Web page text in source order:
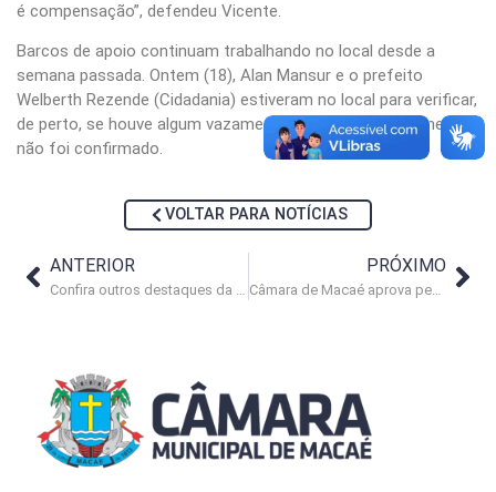
é compensação”, defendeu Vicente.
Barcos de apoio continuam trabalhando no local desde a
semana passada. Ontem (18), Alan Mansur e o prefeito
Welberth Rezende (Cidadania) estiveram no local para verificar,
de perto, se houve algum vazamento – o que até o momento
não foi confirmado.
VOLTAR PARA NOTÍCIAS
ANTERIOR
Confira outros destaques da Câmara de Macaé nesta terça-feira (19)
PRÓXIMO
Câmara de Macaé aprova pedidos de melhorias na Saúde